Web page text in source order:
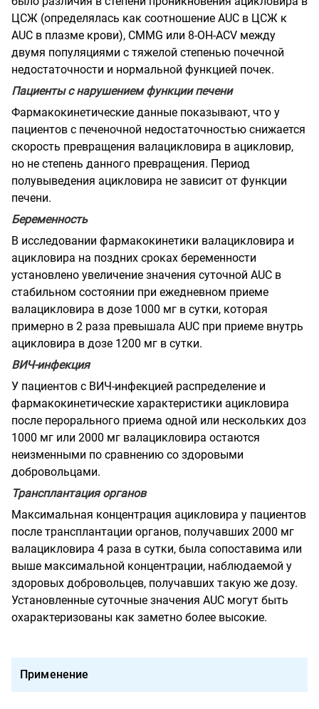
ЦСЖ (определялась как соотношение AUC в ЦСЖ к
AUC в плазме крови), CMMG или 8-ОН-ACV между
двумя популяциями с тяжелой степенью почечной
недостаточности и нормальной функцией почек.
Пациенты с нарушением функции печени
Фармакокинетические данные показывают, что у
пациентов с печеночной недостаточностью снижается
скорость превращения валацикловира в ацикловир,
но не степень данного превращения. Период
полувыведения ацикловира не зависит от функции
печени.
Беременность
В исследовании фармакокинетики валацикловира и
ацикловира на поздних сроках беременности
установлено увеличение значения суточной AUC в
стабильном состоянии при ежедневном приеме
валацикловира в дозе 1000 мг в сутки, которая
примерно в 2 раза превышала AUC при приеме внутрь
ацикловира в дозе 1200 мг в сутки.
ВИЧ-инфекция
У пациентов с ВИЧ-инфекцией распределение и
фармакокинетические характеристики ацикловира
после перорального приема одной или нескольких доз
1000 мг или 2000 мг валацикловира остаются
неизменными по сравнению со здоровыми
добровольцами.
Трансплантация органов
Максимальная концентрация ацикловира у пациентов
после трансплантации органов, получавших 2000 мг
валацикловира 4 раза в сутки, была сопоставима или
выше максимальной концентрации, наблюдаемой у
здоровых добровольцев, получавших такую же дозу.
Установленные суточные значения AUC могут быть
охарактеризованы как заметно более высокие.
Применение